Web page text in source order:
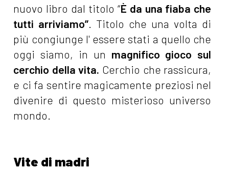
nuovo libro dal titolo “È da una fiaba che
tutti arriviamo” . Titolo che una volta di
più congiunge l' essere stati a quello che
oggi siamo, in un magnifico gioco sul
cerchio della vita. Cerchio che rassicura,
e ci fa sentire magicamente preziosi nel
divenire di questo misterioso universo
mondo.
Vite di madri